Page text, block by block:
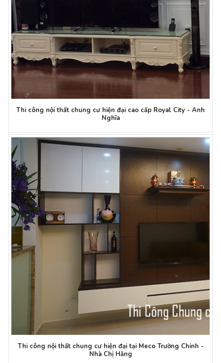
Thi công nội thất chung cư hiện đại cao cấp Royal City - Anh
Nghĩa
Thi công nội thất chung cư hiện đại tại Meco Trường Chinh -
Nhà Chị Hằng